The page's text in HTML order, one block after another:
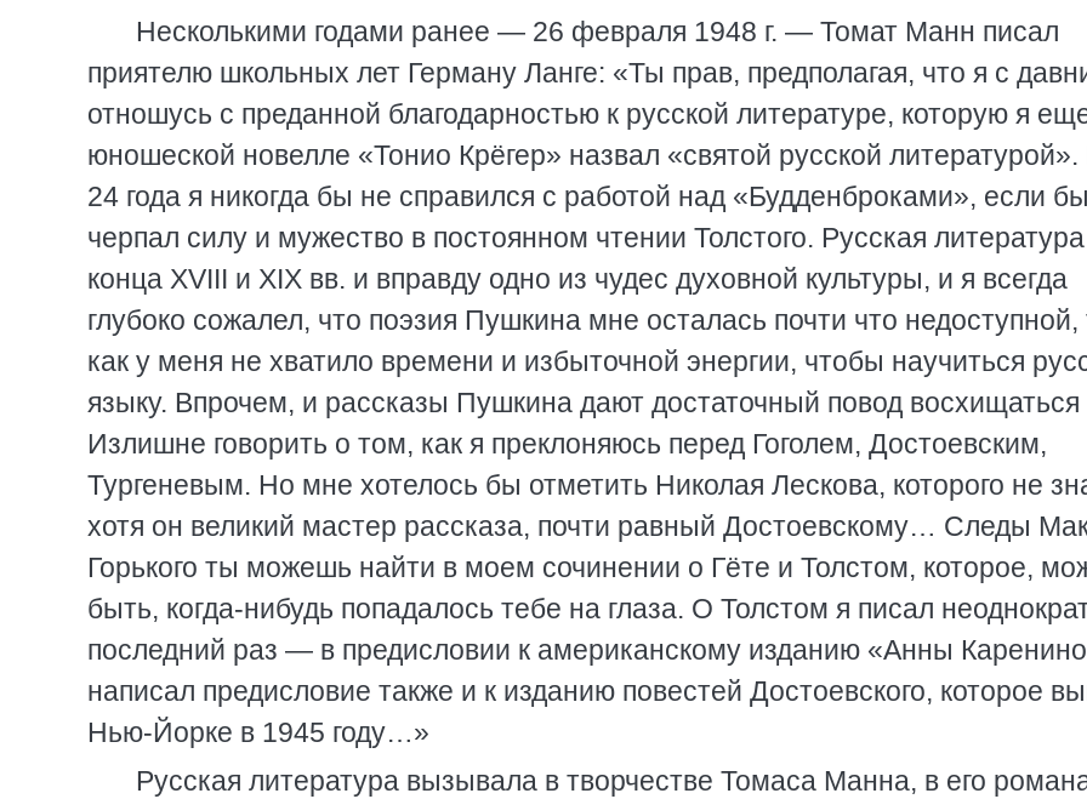
Несколькими годами ранее — 26 февраля 1948 г. — Томат Манн писал
приятелю школьных лет Герману Ланге: «Ты прав, предполагая, что я с
отношусь с преданной благодарностью к русской литературе, которую я
юношеской новелле «Тонио Крёгер» назвал «святой русской
24 года я никогда бы не справился с работой над «Будденброками», если
черпал силу и мужество в постоянном чтении Толстого. Русская литература
конца XVIII и XIX вв. и вправду одно из чудес духовной культуры, и я всегда
глубоко сожалел, что поэзия Пушкина мне осталась почти что недоступной,
как у меня не хватило времени и избыточной энергии, чтобы научиться
языку. Впрочем, и рассказы Пушкина дают достаточный повод
Излишне говорить о том, как я преклоняюсь перед Гоголем, Достоевским,
Тургеневым. Но мне хотелось бы отметить Николая Лескова, которого не
хотя он великий мастер рассказа, почти равный Достоевскому… Следы
Горького ты можешь найти в моем сочинении о Гёте и Толстом, которое,
быть, когда-нибудь попадалось тебе на глаза. О Толстом я писал
последний раз — в предисловии к американскому изданию «Анны
написал предисловие также и к изданию повестей Достоевского, которое
Нью-Йорке в 1945 году…»
Русская литература вызывала в творчестве Томаса Манна, в его